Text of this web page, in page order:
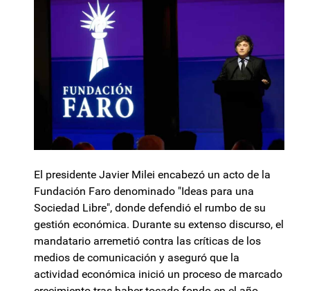
El presidente Javier Milei encabezó un acto de la
Fundación Faro denominado "Ideas para una
Sociedad Libre", donde defendió el rumbo de su
gestión económica. Durante su extenso discurso, el
mandatario arremetió contra las críticas de los
medios de comunicación y aseguró que la
actividad económica inició un proceso de marcado